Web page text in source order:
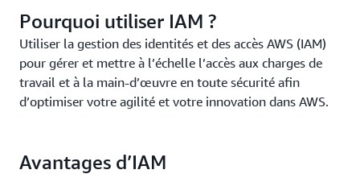
Pourquoi utiliser IAM ?
Utiliser la gestion des identités et des accès AWS (IAM)
pour gérer et mettre à l’échelle l’accès aux charges de
travail et à la main-d’œuvre en toute sécurité afin
d’optimiser votre agilité et votre innovation dans AWS.
Avantages d’IAM